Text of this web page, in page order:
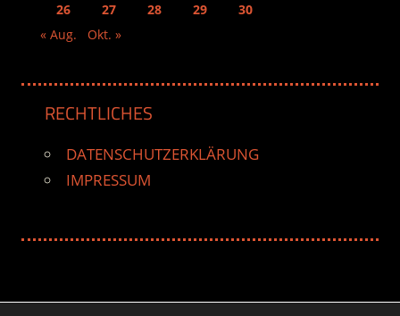
26
27 28 29
30
« Aug.
Okt. »
RECHTLICHES
DATENSCHUTZERKLÄRUNG
IMPRESSUM